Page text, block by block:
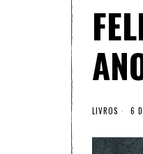
LIVROS 6